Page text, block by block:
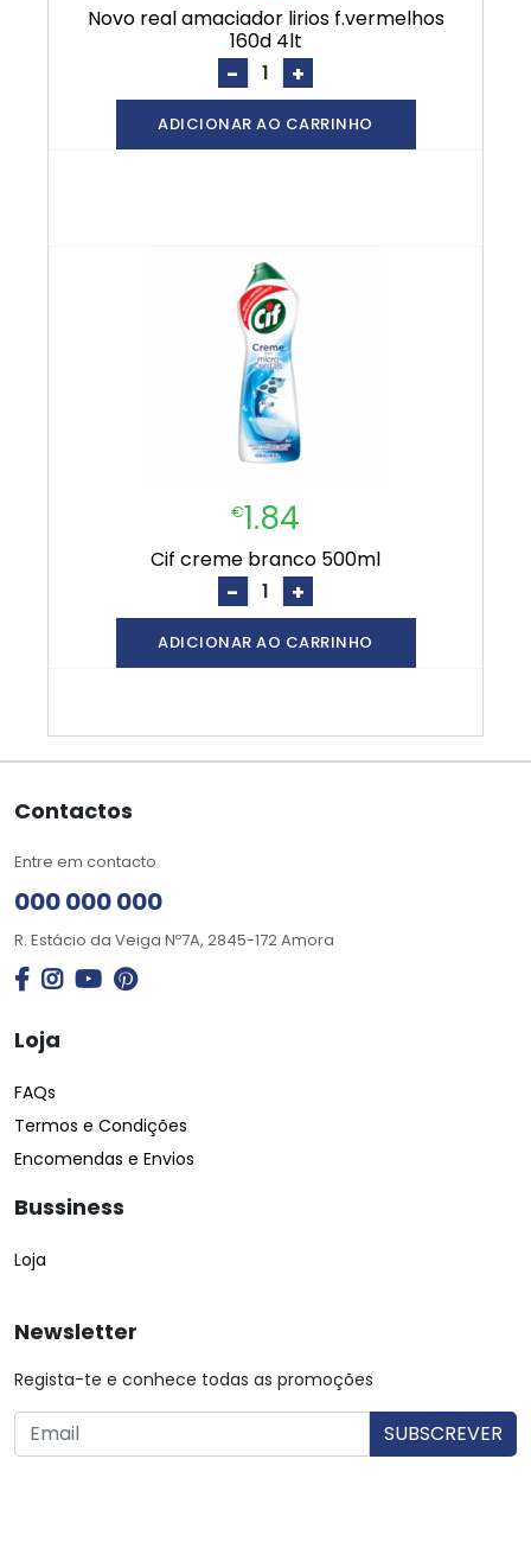
novo real amaciador lirios f.vermelhos
160d 4lt
- +
ADICIONAR AO CARRINHO
€1.84
cif creme branco 500ml
- +
ADICIONAR AO CARRINHO
Contactos
Entre em contacto
000 000 000
R. Estácio da Veiga Nº7A, 2845-172 Amora
Loja
FAQs
Termos e Condições
Encomendas e Envios
Bussiness
Loja
Newsletter
Regista-te e conhece todas as promoções